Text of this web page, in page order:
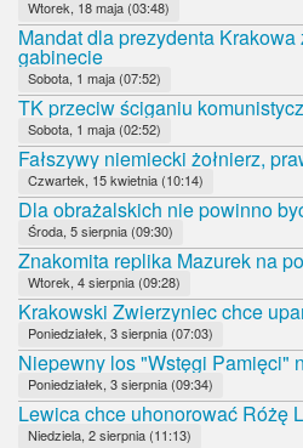
Wtorek, 18 maja (03:48)
Mandat dla prezydenta
gabinecie
Sobota, 1 maja (07:52)
TK przeciw ściganiu
Sobota, 1 maja (02:52)
Fałszywy niemiecki żołnierz,
Czwartek, 15 kwietnia (10:14)
Dla obrażalskich nie powinno
Środa, 5 sierpnia (09:30)
Znakomita replika Mazurek na
Wtorek, 4 sierpnia (09:28)
Krakowski Zwierzyniec chce
Poniedziałek, 3 sierpnia (07:03)
Niepewny los "Wstęgi Pamięci"
Poniedziałek, 3 sierpnia (09:34)
Lewica chce uhonorować Różę
Niedziela, 2 sierpnia (11:13)